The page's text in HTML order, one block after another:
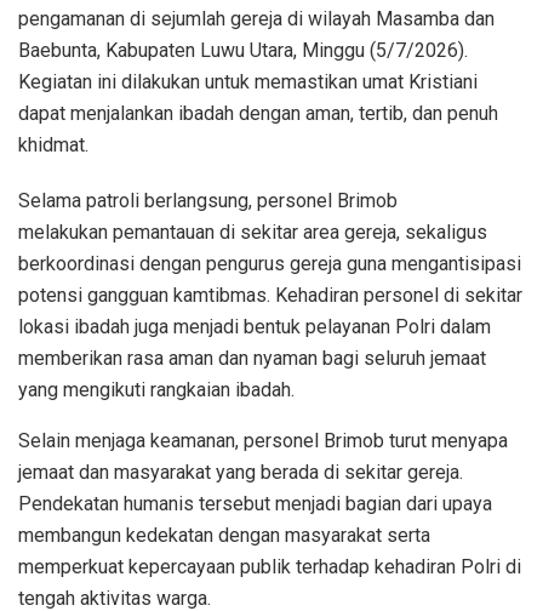
pengamanan di sejumlah gereja di wilayah Masamba dan
Baebunta, Kabupaten Luwu Utara, Minggu (5/7/2026).
Kegiatan ini dilakukan untuk memastikan umat Kristiani
dapat menjalankan ibadah dengan aman, tertib, dan penuh
khidmat.
Selama patroli berlangsung, personel Brimob
melakukan pemantauan di sekitar area gereja, sekaligus
berkoordinasi dengan pengurus gereja guna mengantisipasi
potensi gangguan kamtibmas. Kehadiran personel di sekitar
lokasi ibadah juga menjadi bentuk pelayanan Polri dalam
memberikan rasa aman dan nyaman bagi seluruh jemaat
yang mengikuti rangkaian ibadah.
Selain menjaga keamanan, personel Brimob turut menyapa
jemaat dan masyarakat yang berada di sekitar gereja.
Pendekatan humanis tersebut menjadi bagian dari upaya
membangun kedekatan dengan masyarakat serta
memperkuat kepercayaan publik terhadap kehadiran Polri di
tengah aktivitas warga.